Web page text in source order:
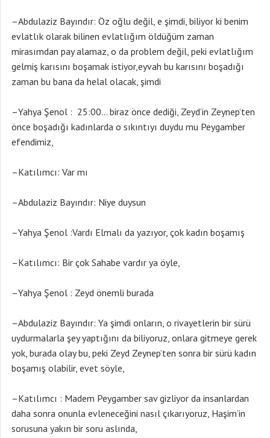
–Abdulaziz Bayındır: Öz oğlu değil, e şimdi, biliyor ki benim
evlatlık olarak bilinen evlatlığım öldüğüm zaman
mirasımdan pay alamaz, o da problem değil, peki evlatlığım
gelmiş karısını boşamak istiyor,eyvah bu karısını boşadığı
zaman bu bana da helal olacak, şimdi
–Yahya Şenol : 25:00… biraz önce dediği, Zeyd’in Zeynep’ten
önce boşadığı kadınlarda o sıkıntıyı duydu mu Peygamber
efendimiz,
–Katılımcı: Var mı
–Abdulaziz Bayındır: Niye duysun
–Yahya Şenol :Vardı Elmalı da yazıyor, çok kadın boşamış
–Katılımcı: Bir çok Sahabe vardır ya öyle,
–Yahya Şenol : Zeyd önemli burada
–Abdulaziz Bayındır: Ya şimdi onların, o rivayetlerin bir sürü
uydurmalarla şey yaptığını da biliyoruz, onlara gitmeye gerek
yok, burada olay bu, peki Zeyd Zeynep’ten sonra bir sürü kadın
boşamış olabilir, evet söyle,
–Katılımcı : Madem Peygamber sav gizliyor da insanlardan
daha sonra onunla evleneceğini nasıl çıkarıyoruz, Haşim’in
sorusuna yakın bir soru aslında,